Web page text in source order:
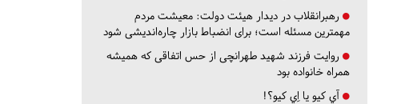
رهبرانقلاب در دیدار هیئت دولت: معیشت مردم
مهمترین مسئله است؛ برای انضباط بازار چاره‌اندیشی شود
روایت فرزند شهید طهرانچی از حس اتفاقی که همیشه
همراه خانواده بود
آي كيو يا اِي كيو؟!